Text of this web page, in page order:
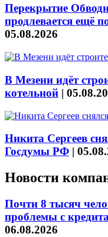
Перекрытие
продлевается ещё
05.08.2026
В Мезени идёт
котельной |
Никита Сергеев
Госдумы РФ |
Новости
Почти 8 тысяч
проблемы с
06.08.2026